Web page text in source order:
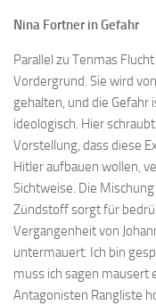
Nina Fortner in Gefahr
Parallel zu Tenmas
Vordergrund. Sie wird
gehalten, und die Gefahr
ideologisch. Hier
Vorstellung, dass diese
Hitler aufbauen wollen,
Sichtweise. Die
Zündstoff sorgt für
Vergangenheit von
untermauert. Ich bin
muss ich sagen mausert
Antagonisten Rangliste